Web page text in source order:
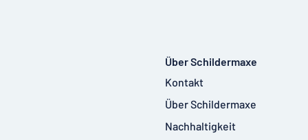
Über Schildermaxe
Kontakt
Über Schildermaxe
Nachhaltigkeit